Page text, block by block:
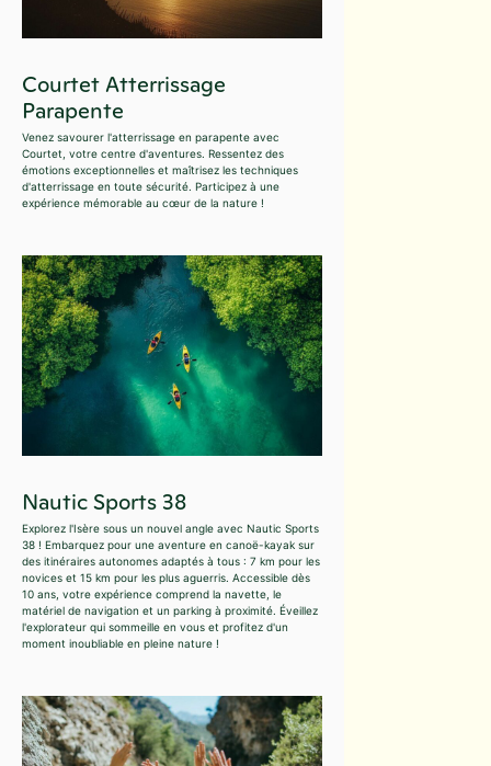
Courtet Atterrissage
Parapente
Venez savourer l'atterrissage en parapente avec
Courtet, votre centre d'aventures. Ressentez des
émotions exceptionnelles et maîtrisez les techniques
d'atterrissage en toute sécurité. Participez à une
expérience mémorable au cœur de la nature !
Nautic Sports 38
Explorez l'Isère sous un nouvel angle avec Nautic Sports
38 ! Embarquez pour une aventure en canoë-kayak sur
des itinéraires autonomes adaptés à tous : 7 km pour les
novices et 15 km pour les plus aguerris. Accessible dès
10 ans, votre expérience comprend la navette, le
matériel de navigation et un parking à proximité. Éveillez
l'explorateur qui sommeille en vous et profitez d'un
moment inoubliable en pleine nature !